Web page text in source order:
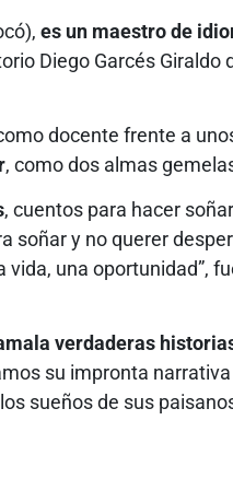
es un maestro de
Diego Garcés Giraldo
docente frente a
, como dos almas
, cuentos para hacer
soñar y no querer
vida, una oportunidad”,
verdaderas
su impronta
sueños de sus